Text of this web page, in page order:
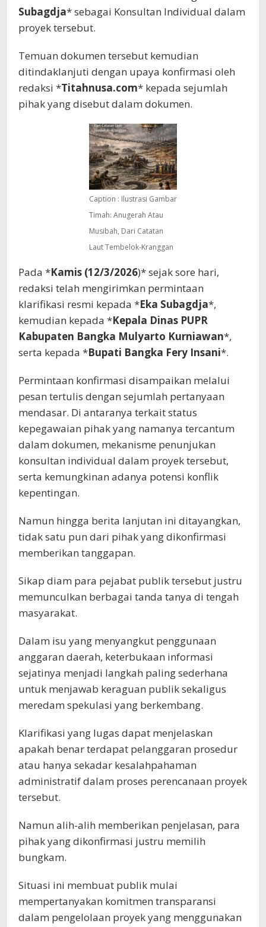
Subagdja* sebagai Konsultan Individual dalam
proyek tersebut.
Temuan dokumen tersebut kemudian
ditindaklanjuti dengan upaya konfirmasi oleh
redaksi *Titahnusa.com* kepada sejumlah
pihak yang disebut dalam dokumen.
Caption : Ilustrasi Gambar
Timah: Anugerah Atau
Musibah, Dari Catatan
Laut Tembelok-Kranggan
Pada *Kamis (12/3/2026)* sejak sore hari,
redaksi telah mengirimkan permintaan
klarifikasi resmi kepada *Eka Subagdja*,
kemudian kepada *Kepala Dinas PUPR
Kabupaten Bangka Mulyarto Kurniawan*,
serta kepada *Bupati Bangka Fery Insani*.
Permintaan konfirmasi disampaikan melalui
pesan tertulis dengan sejumlah pertanyaan
mendasar. Di antaranya terkait status
kepegawaian pihak yang namanya tercantum
dalam dokumen, mekanisme penunjukan
konsultan individual dalam proyek tersebut,
serta kemungkinan adanya potensi konflik
kepentingan.
Namun hingga berita lanjutan ini ditayangkan,
tidak satu pun dari pihak yang dikonfirmasi
memberikan tanggapan.
Sikap diam para pejabat publik tersebut justru
memunculkan berbagai tanda tanya di tengah
masyarakat.
Dalam isu yang menyangkut penggunaan
anggaran daerah, keterbukaan informasi
sejatinya menjadi langkah paling sederhana
untuk menjawab keraguan publik sekaligus
meredam spekulasi yang berkembang.
Klarifikasi yang lugas dapat menjelaskan
apakah benar terdapat pelanggaran prosedur
atau hanya sekadar kesalahpahaman
administratif dalam proses perencanaan proyek
tersebut.
Namun alih-alih memberikan penjelasan, para
pihak yang dikonfirmasi justru memilih
bungkam.
Situasi ini membuat publik mulai
mempertanyakan komitmen transparansi
dalam pengelolaan proyek yang menggunakan